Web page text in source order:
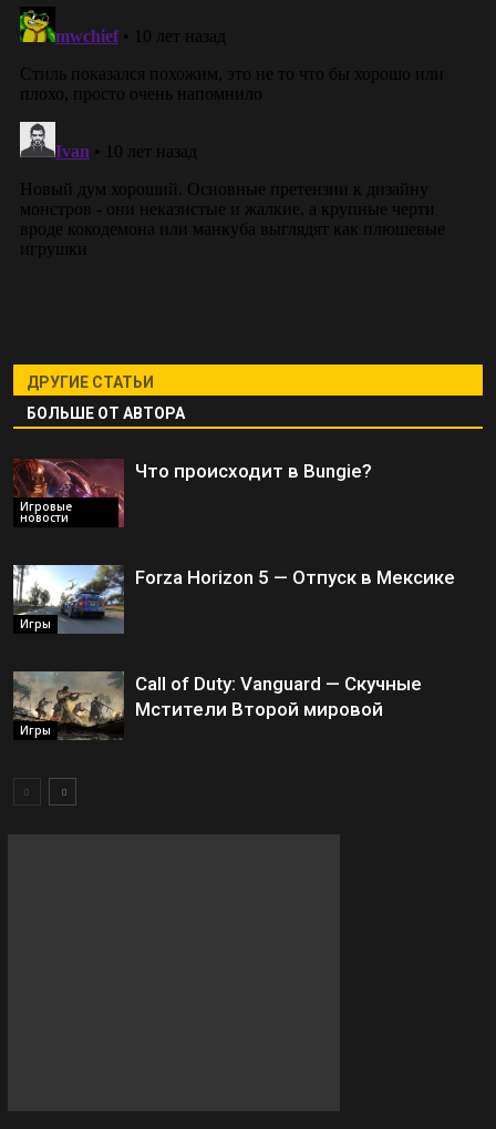
ДРУГИЕ СТАТЬИ
БОЛЬШЕ ОТ АВТОРА
Игровые
новости
Что происходит в Bungie?
Игры
Forza Horizon 5 — Отпуск в Мексике
Игры
Call of Duty: Vanguard — Скучные
Мстители Второй мировой